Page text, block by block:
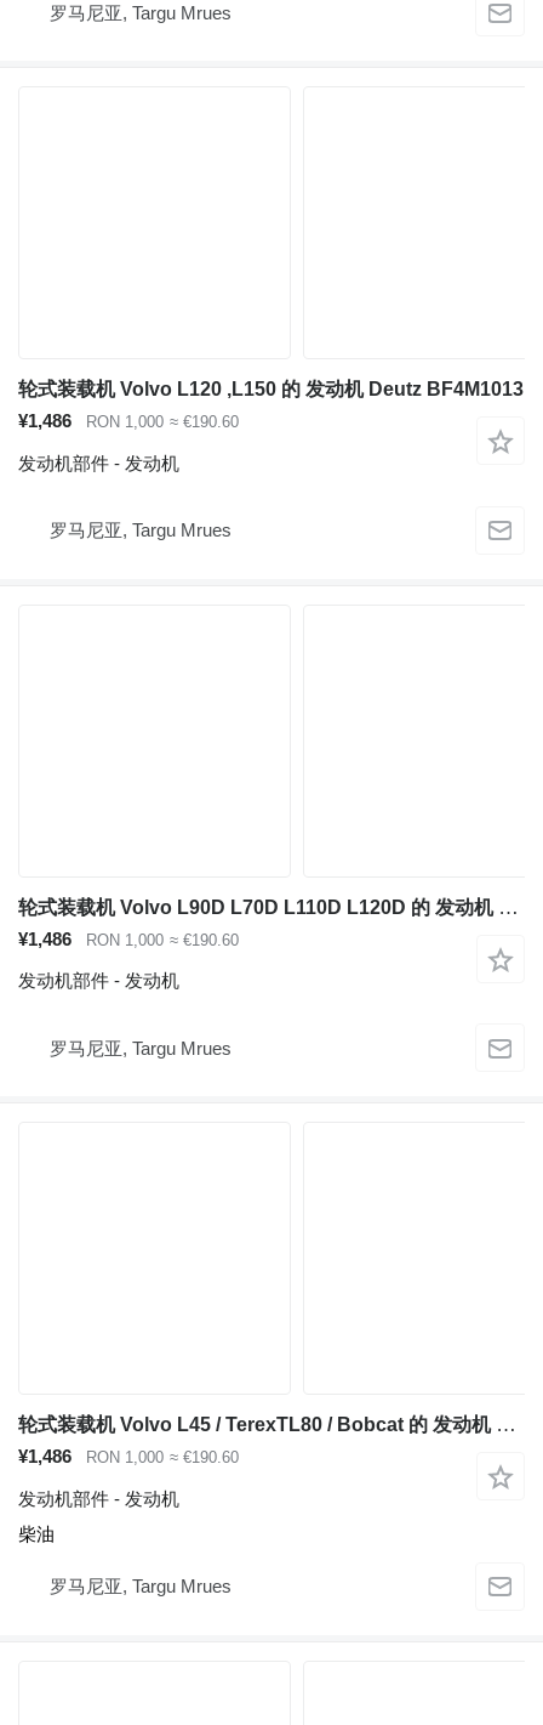
罗马尼亚, Targu Mrues
轮式装载机 Volvo L120 ,L150 的 发动机 Deutz BF4M1013
¥1,486
RON 1,000 ≈ €190.60
发动机部件 - 发动机
罗马尼亚, Targu Mrues
轮式装载机 Volvo L90D L70D L110D L120D 的 发动机 Volvo TD63KBE
¥1,486 RON 1,000 ≈ €190.60
发动机部件 - 发动机
罗马尼亚, Targu Mrues
轮式装载机 Volvo L45 / TerexTL80 / Bobcat 的 发动机 Deutz TD2009L04 / 2300 rpm
¥1,486 RON 1,000 ≈ €190.60
发动机部件 - 发动机
柴油
罗马尼亚, Targu Mrues